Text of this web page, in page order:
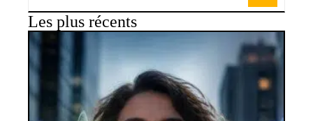
Les plus récents